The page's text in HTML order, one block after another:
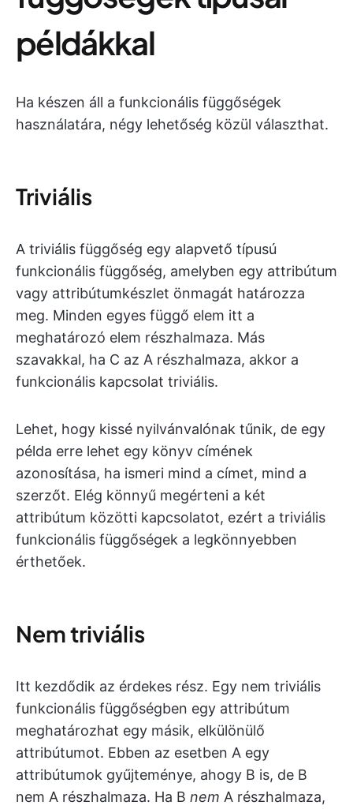
példákkal
Ha készen áll a funkcionális függőségek
használatára, négy lehetőség közül választhat.
Triviális
A triviális függőség egy alapvető típusú
funkcionális függőség, amelyben egy attribútum
vagy attribútumkészlet önmagát határozza
meg. Minden egyes függő elem itt a
meghatározó elem részhalmaza. Más
szavakkal, ha C az A részhalmaza, akkor a
funkcionális kapcsolat triviális.
Lehet, hogy kissé nyilvánvalónak tűnik, de egy
példa erre lehet egy könyv címének
azonosítása, ha ismeri mind a címet, mind a
szerzőt. Elég könnyű megérteni a két
attribútum közötti kapcsolatot, ezért a triviális
funkcionális függőségek a legkönnyebben
érthetőek.
Nem triviális
Itt kezdődik az érdekes rész. Egy nem triviális
funkcionális függőségben egy attribútum
meghatározhat egy másik, elkülönülő
attribútumot. Ebben az esetben A egy
attribútumok gyűjteménye, ahogy B is, de B
nem A részhalmaza. Ha B nem A részhalmaza,